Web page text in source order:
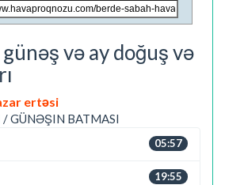
və ay doğuş və
ertəsi
GÜNƏŞIN BATMASI
05:57
19:55